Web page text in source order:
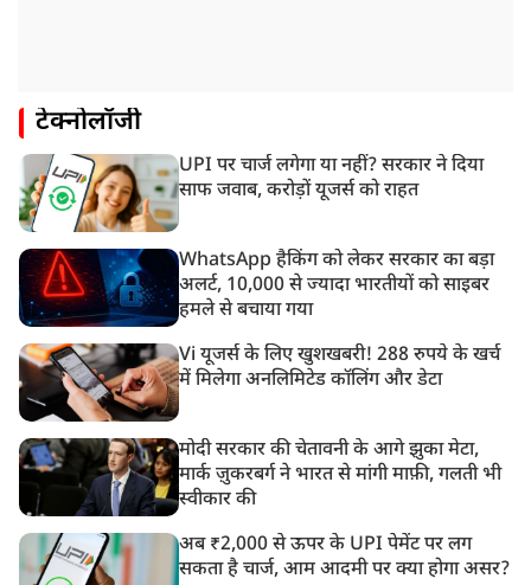
टेक्नोलॉजी
UPI पर चार्ज लगेगा या नहीं? सरकार ने दिया
साफ जवाब, करोड़ों यूजर्स को राहत
WhatsApp हैकिंग को लेकर सरकार का बड़ा
अलर्ट, 10,000 से ज्यादा भारतीयों को साइबर
हमले से बचाया गया
Vi यूजर्स के लिए खुशखबरी! 288 रुपये के खर्च
में मिलेगा अनलिमिटेड कॉलिंग और डेटा
मोदी सरकार की चेतावनी के आगे झुका मेटा,
मार्क ज़ुकरबर्ग ने भारत से मांगी माफ़ी, गलती भी
स्वीकार की
अब ₹2,000 से ऊपर के UPI पेमेंट पर लग
सकता है चार्ज, आम आदमी पर क्या होगा असर?